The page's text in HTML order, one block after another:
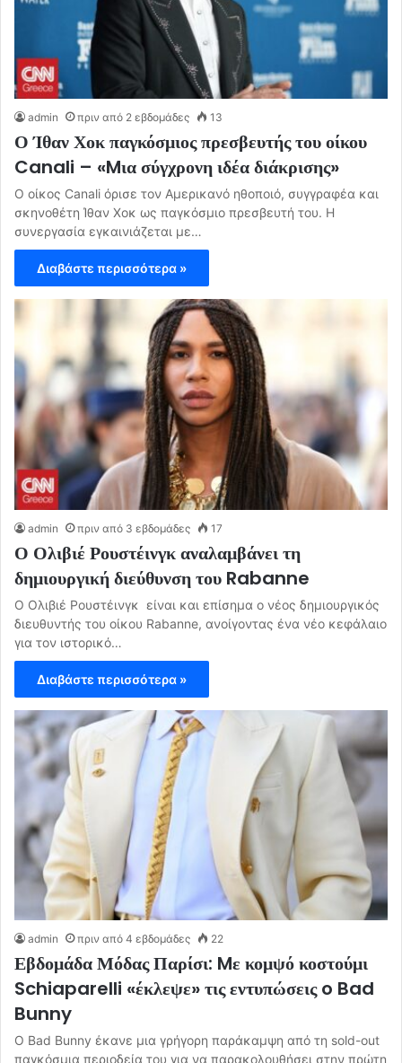
admin πριν από 2 εβδομάδες 13
Ο Ίθαν Χοκ παγκόσμιος πρεσβευτής του οίκου
Canali – «Mια σύγχρονη ιδέα διάκρισης»
Ο οίκος Canali όρισε τον Αμερικανό ηθοποιό, συγγραφέα και
σκηνοθέτη Ίθαν Χοκ ως παγκόσμιο πρεσβευτή του. Η
συνεργασία εγκαινιάζεται με…
Διαβάστε περισσότερα »
admin πριν από 3 εβδομάδες 17
Ο Ολιβιέ Ρουστέινγκ αναλαμβάνει τη
δημιουργική διεύθυνση του Rabanne
Ο Ολιβιέ Ρουστέινγκ είναι και επίσημα ο νέος δημιουργικός
διευθυντής του οίκου Rabanne, ανοίγοντας ένα νέο κεφάλαιο
για τον ιστορικό…
Διαβάστε περισσότερα »
admin πριν από 4 εβδομάδες 22
Εβδομάδα Μόδας Παρίσι: Mε κομψό κοστούμι
Schiaparelli «έκλεψε» τις εντυπώσεις o Bad
Bunny
Ο Bad Bunny έκανε μια γρήγορη παράκαμψη από τη sold-out
παγκόσμια περιοδεία του για να παρακολουθήσει στην πρώτη